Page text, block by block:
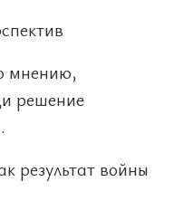
мнению,
решение
результат войны